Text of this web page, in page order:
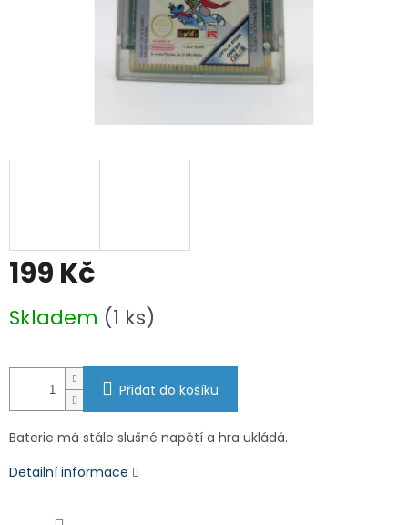
199 Kč
cena:
Skladem (1 ks)
Přidat do košíku
Baterie má stále slušné napětí a hra ukládá.
Detailní informace